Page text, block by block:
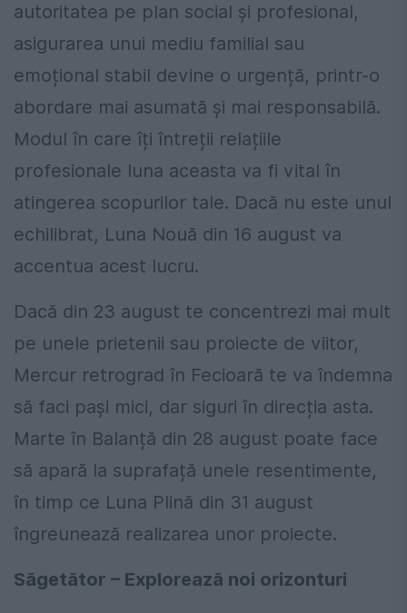
autoritatea pe plan social și profesional,
asigurarea unui mediu familial sau
emoțional stabil devine o urgență, printr-o
abordare mai asumată și mai responsabilă.
Modul în care îți întreții relațiile
profesionale luna aceasta va fi vital în
atingerea scopurilor tale. Dacă nu este unul
echilibrat, Luna Nouă din 16 august va
accentua acest lucru.
Dacă din 23 august te concentrezi mai mult
pe unele prietenii sau proiecte de viitor,
Mercur retrograd în Fecioară te va îndemna
să faci pași mici, dar siguri în direcția asta.
Marte în Balanță din 28 august poate face
să apară la suprafață unele resentimente,
în timp ce Luna Plină din 31 august
îngreunează realizarea unor proiecte.
Săgetător – Explorează noi orizonturi